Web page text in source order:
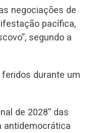
negociações de
pacífica,
segundo a
durante um
de 2028” das
antidemocrática